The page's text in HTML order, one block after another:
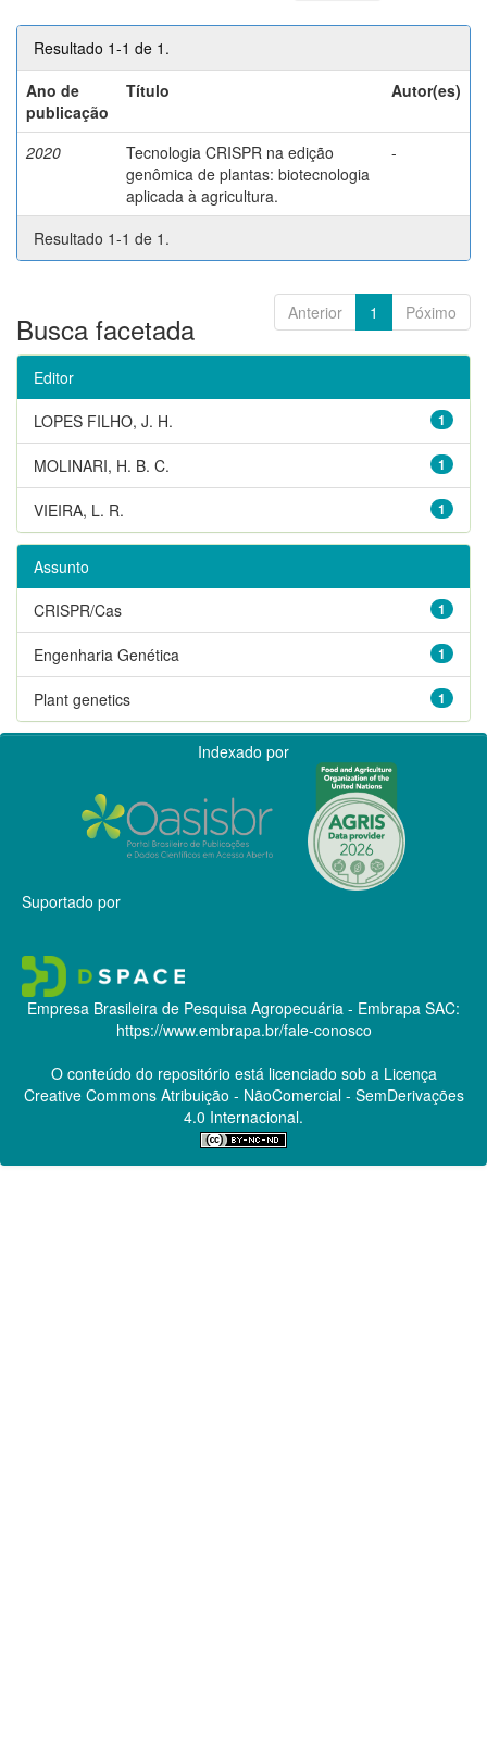
Resultado 1-1 de 1.
Ano de
publicação
Título Autor(es)
2020
Tecnologia CRISPR na edição
genômica de plantas: biotecnologia
aplicada à agricultura.
-
Resultado 1-1 de 1.
Anterior 1 Póximo
Busca facetada
Editor
1
LOPES FILHO, J. H.
1
MOLINARI, H. B. C.
1
VIEIRA, L. R.
Assunto
1
CRISPR/Cas
1
Engenharia Genética
1
Plant genetics
Indexado por
Suportado por
Empresa Brasileira de Pesquisa Agropecuária - Embrapa SAC:
https://www.embrapa.br/fale-conosco
O conteúdo do repositório está licenciado sob a Licença
Creative CommonsAtribuição - NãoComercial - SemDerivações
4.0 Internacional.